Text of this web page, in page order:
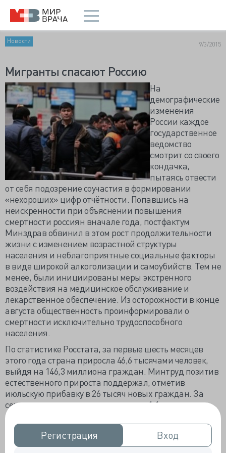
Регистрация
Регистрация Вход
Вход
Новости 9/3/2015
Мигранты спасают Россию
На
демографические
изменения
России каждое
государственное
ведомство
смотрит со своего
кондачка,
пытаясь отвести
от себя подозрение соучастия в формировании
«нехороших» цифр отчётности. Попавшись на
неискренности при объяснении повышения
смертности россиян вначале года, постфактум
Минздрав обвинил в этом рост продолжительности
жизни с изменением возрастной структуры
населения и неблагоприятные социальные факторы
в виде широкой алкоголизации и самоубийств. Тем не
менее, были инициированы меры экстренного
воздействия на медицинское обслуживание и
лекарственное обеспечение. Из осторожности в конце
августа общественность проинформировали о
смертности исключительно трудоспособного
населения.
По статистике Росстата, за первые шесть месяцев
этого года страна приросла 46,6 тысячами человек,
выйдя на 146,3 миллиона граждан. Минтруд позитив
естественного прироста поддержал, отметив
июльскую прибавку в 26 тысяч новых граждан. За
семь прошедших месяцев родилось 1,1 миллиона
малышей, умерло 1,14 миллиона человек, а
естественная убыль составила 35,7 тысячи
разновозрастных граждан. Приростом могли
похвастать 26 регионов из 84, в 18 регионах пошла на